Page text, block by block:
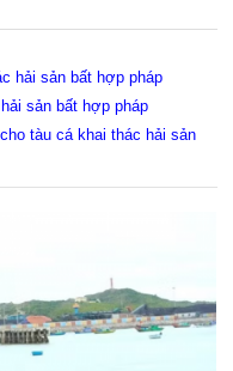
hải sản bất hợp pháp
sản bất hợp pháp
tàu cá khai thác hải sản